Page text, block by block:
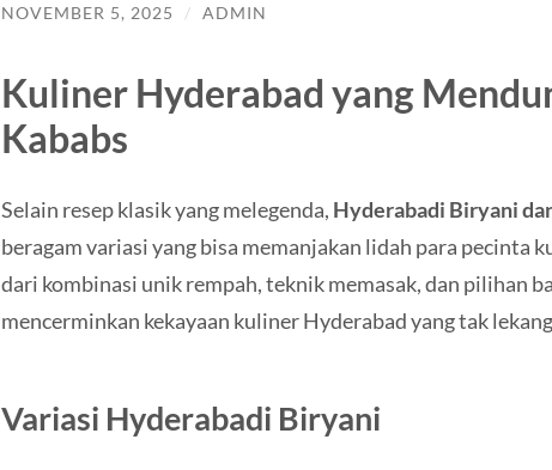
NOVEMBER 5, 2025 / ADMIN
Kuliner Hyderabad yang
Kababs
Selain resep klasik yang melegenda, Hyderabadi Biryani
beragam variasi yang bisa memanjakan lidah para pecinta
dari kombinasi unik rempah, teknik memasak, dan pilihan
mencerminkan kekayaan kuliner Hyderabad yang tak
Variasi Hyderabadi Biryani